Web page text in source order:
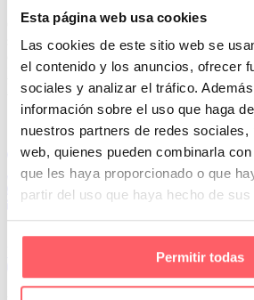
Esta página web usa cookies
Las cookies de este sitio web se
el contenido y los anuncios, ofrecer
sociales y analizar el tráfico.
información sobre el uso que haga
nuestros partners de redes sociales,
web, quienes pueden combinarla
que les haya proporcionado o que
partir del uso que haya hecho de
Permitir todas
17 marzo, 2026
Conseguimos no perder las vistas con la
screen. Además, con el giro de las lamas
o menos luz sin necesidad de tener que
Prev
Next
Conoce Cortinas Sanmar
c/ Madrid nº 87 Local 1 y 5 28970
91 498 08 97
699 241 888
info@cortinassanmar.es